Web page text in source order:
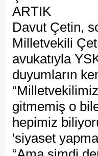
ARTIK
Davut Çetin,
Milletvekili
avukatıyla
duyumların
gitmemiş o
hepimiz
'siyaset